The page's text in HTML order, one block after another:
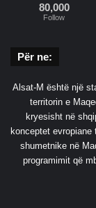
80,000
Follow
Për ne:
Alsat-M është një
territorin e
kryesisht në
konceptet
shumetnike në
programimit që